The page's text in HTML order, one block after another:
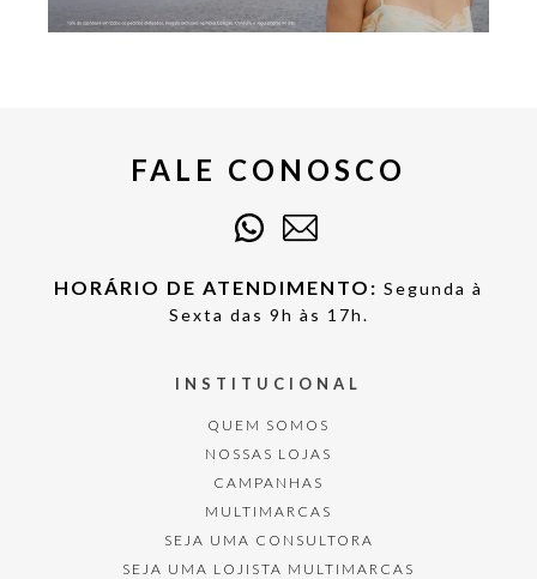
FALE CONOSCO
HORÁRIO DE ATENDIMENTO: Segunda à
Sexta das 9h às 17h.
INSTITUCIONAL
QUEM SOMOS
NOSSAS LOJAS
CAMPANHAS
MULTIMARCAS
SEJA UMA CONSULTORA
SEJA UMA LOJISTA MULTIMARCAS